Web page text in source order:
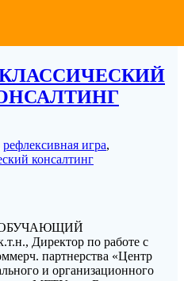
рефлексивная игра,
консалтинг
Директор по работе с
партнерства «Центр
и организационного